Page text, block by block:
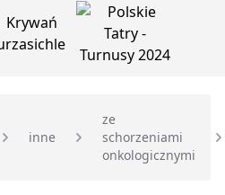
inne
ze
schorzeniami
onkologicznymi